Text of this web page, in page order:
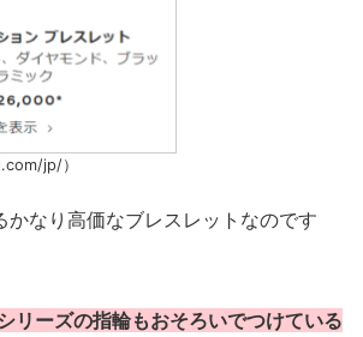
jp/）
かなり高価なブレスレットなのです
リーズの指輪もおそろいでつけている